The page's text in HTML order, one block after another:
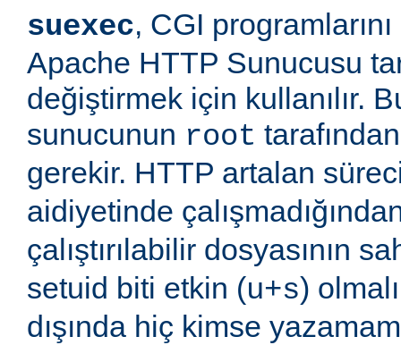
suexec, CGI
Apache HTTP Sunucusu
değiştirmek için kullanılır.
sunucunun root
gerekir. HTTP artalan
aidiyetinde
çalıştırılabilir dosyasının
setuid biti etkin (u+s)
dışında hiç kimse